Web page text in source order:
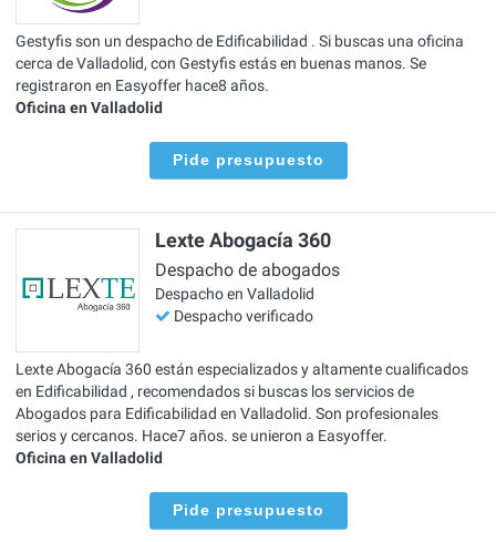
Gestyfis son un despacho de Edificabilidad . Si buscas una oficina
cerca de Valladolid, con Gestyfis estás en buenas manos. Se
registraron en Easyoffer hace8 años.
Oficina en Valladolid
Pide presupuesto
Lexte Abogacía 360
Despacho de abogados
Despacho en Valladolid
Despacho verificado
Lexte Abogacía 360 están especializados y altamente cualificados
en Edificabilidad , recomendados si buscas los servicios de
Abogados para Edificabilidad en Valladolid. Son profesionales
serios y cercanos. Hace7 años. se unieron a Easyoffer.
Oficina en Valladolid
Pide presupuesto